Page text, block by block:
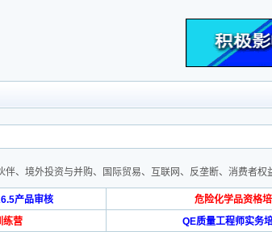
、境外投资与并购、国际贸易、互联网、反垄断、消费者权
产品审核 危险化学品资格培
练营 QE质量工程师实务